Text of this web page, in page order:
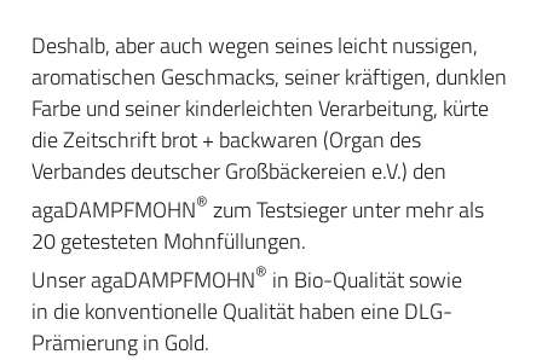
Deshalb, aber auch wegen seines leicht nussigen,
aromatischen Geschmacks, seiner kräftigen, dunklen
Farbe und seiner kinderleichten Verarbeitung, kürte
die Zeitschrift brot + backwaren (Organ des
Verbandes deutscher Großbäckereien e.V.) den
agaDAMPFMOHN® zum Testsieger unter mehr als
20 getesteten Mohnfüllungen.
Unser agaDAMPFMOHN® in Bio-Qualität sowie
in die konventionelle Qualität haben eine DLG-
Prämierung in Gold.